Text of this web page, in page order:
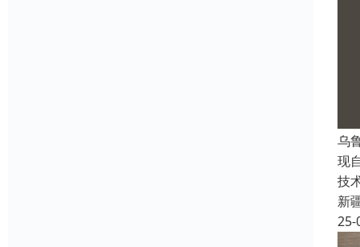
乌
现
技
新
25-